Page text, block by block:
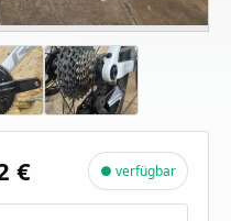
€ ● verfügbar